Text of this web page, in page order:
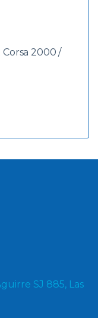
2000 /
SJ 885, Las